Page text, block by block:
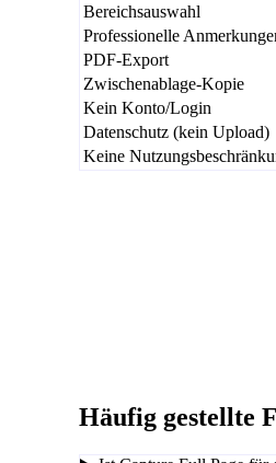
Bereichsauswahl
Professionelle
PDF-Export
Zwischenablage-Kopie
Kein Konto/Login
Datenschutz (kein Upload)
Keine
Häufig gestellte